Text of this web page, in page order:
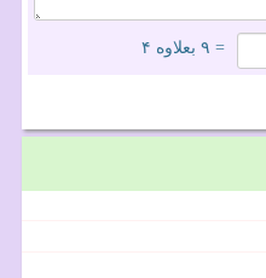
= ۹ بعلاوه ۴